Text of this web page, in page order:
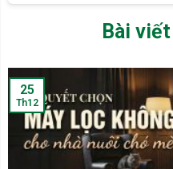
Bài
25
Th12